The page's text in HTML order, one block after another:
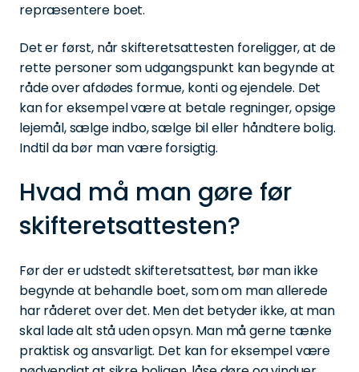
repræsentere boet.
Det er først, når skifteretsattesten foreligger, at de
rette personer som udgangspunkt kan begynde at
råde over afdødes formue, konti og ejendele. Det
kan for eksempel være at betale regninger, opsige
lejemål, sælge indbo, sælge bil eller håndtere bolig.
Indtil da bør man være forsigtig.
Hvad må man gøre før
skifteretsattesten?
Før der er udstedt skifteretsattest, bør man ikke
begynde at behandle boet, som om man allerede
har råderet over det. Men det betyder ikke, at man
skal lade alt stå uden opsyn. Man må gerne tænke
praktisk og ansvarligt. Det kan for eksempel være